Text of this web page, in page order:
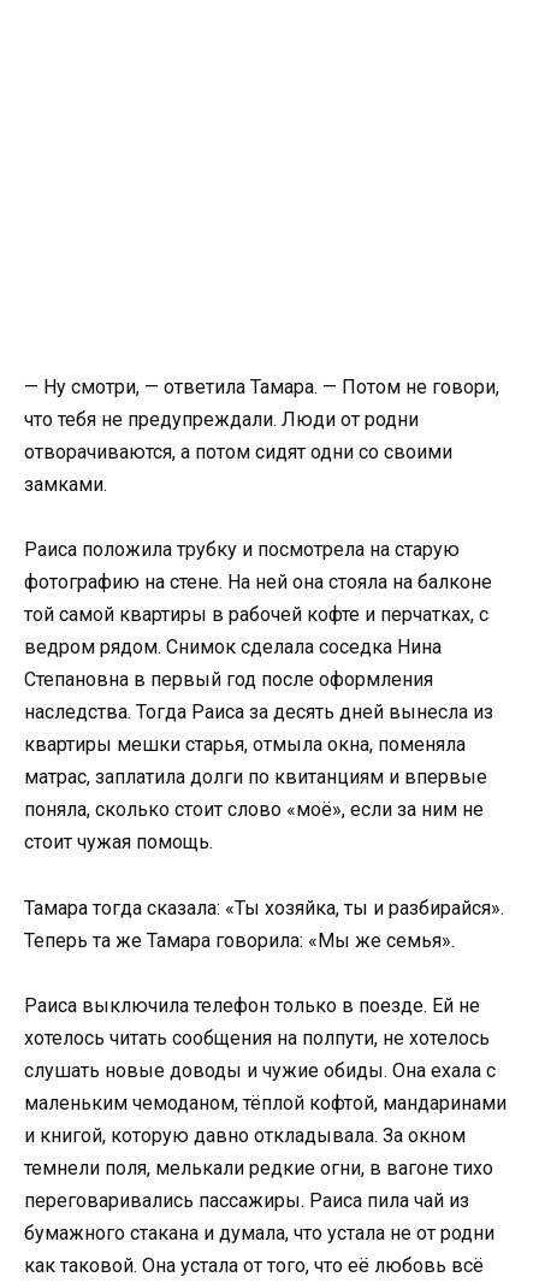
— Ну смотри, — ответила Тамара. — Потом не говори,
что тебя не предупреждали. Люди от родни
отворачиваются, а потом сидят одни со своими
замками.
Раиса положила трубку и посмотрела на старую
фотографию на стене. На ней она стояла на балконе
той самой квартиры в рабочей кофте и перчатках, с
ведром рядом. Снимок сделала соседка Нина
Степановна в первый год после оформления
наследства. Тогда Раиса за десять дней вынесла из
квартиры мешки старья, отмыла окна, поменяла
матрас, заплатила долги по квитанциям и впервые
поняла, сколько стоит слово «моё», если за ним не
стоит чужая помощь.
Тамара тогда сказала: «Ты хозяйка, ты и разбирайся».
Теперь та же Тамара говорила: «Мы же семья».
Раиса выключила телефон только в поезде. Ей не
хотелось читать сообщения на полпути, не хотелось
слушать новые доводы и чужие обиды. Она ехала с
маленьким чемоданом, тёплой кофтой, мандаринами
и книгой, которую давно откладывала. За окном
темнели поля, мелькали редкие огни, в вагоне тихо
переговаривались пассажиры. Раиса пила чай из
бумажного стакана и думала, что устала не от родни
как таковой. Она устала от того, что её любовь всё